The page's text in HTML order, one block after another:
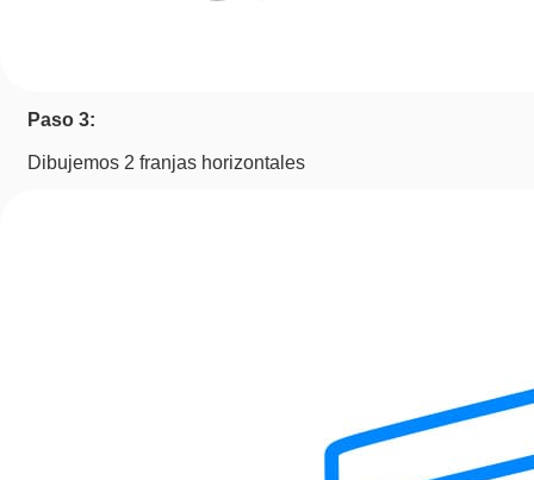
Paso 3:
Dibujemos 2 franjas horizontales